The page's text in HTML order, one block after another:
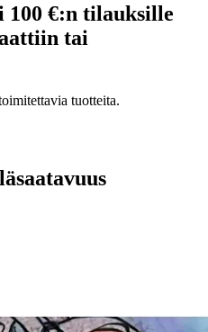
€:n tilauksille
tai
tuotteita.